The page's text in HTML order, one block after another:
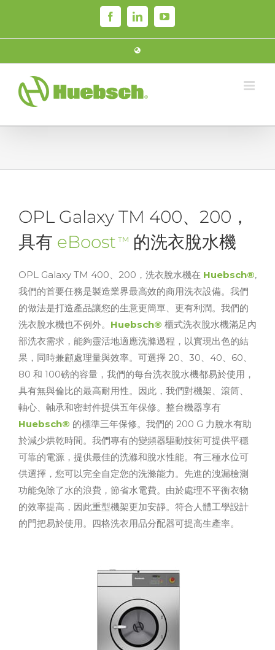
content
FacebookLinkedInYouTube
OPL Galaxy TM 400、200，
具有 eBoost TM 的洗衣脫水機
OPL Galaxy TM 400、200，洗衣脫水機在 Huebsch®,
我們的首要任務是製造業界最高效的商用洗衣設備。我們
的做法是打造產品讓您的生意更簡單、更有利潤。我們的
洗衣脫水機也不例外。 Huebsch® 櫃式洗衣脫水機滿足內
部洗衣需求，能夠靈活地適應洗滌過程，以實現出色的結
果，同時兼顧處理量與效率。可選擇 20、30、40、60、
80 和 100磅的容量，我們的每台洗衣脫水機都易於使用，
具有無與倫比的最高耐用性。因此，我們對機架、滾筒、
軸心、軸承和密封件提供五年保修。整台機器享有
Huebsch® 的標準三年保修。我們的 200 G 力脫水有助
於減少烘乾時間。我們專有的變頻器驅動技術可提供平穩
可靠的電源，提供最佳的洗滌和脫水性能。有三種水位可
供選擇，您可以完全自定您的洗滌能力。先進的洩漏檢測
功能免除了水的浪費，節省水電費。由於處理不平衡衣物
的效率提高，因此重型機架更加安靜。符合人體工學設計
的門把易於使用。四格洗衣用品分配器可提高生產率。